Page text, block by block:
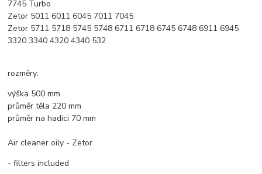
7745 Turbo
Zetor 5011 6011 6045 7011 7045
Zetor 5711 5718 5745 5748 6711 6718 6745 6748 6911 6945
3320 3340 4320 4340 532
rozměry:
výška 500 mm
průměr těla 220 mm
průměr na hadici 70 mm
Air cleaner oily - Zetor
- filters included